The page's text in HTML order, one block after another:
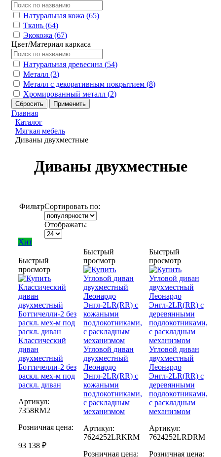
Натуральная кожа (65)
Ткань (64)
Экокожа (67)
Цвет/Материал каркаса
Натуральная древесина (54)
Металл (3)
Металл с декоративным покрытием (8)
Хромированный металл (2)
Главная
Каталог
Мягкая мебель
Диваны двухместные
Диваны двухместные
ФильтрСортировать по:
Отображать:
Хит
Быстрый
просмотр
Классический
диван
двухместный
Боттичелли-2 без
раскл. мех-м под
раскл. диван
Артикул:
7358RM2
Розничная цена:
93 138 ₽
Быстрый
просмотр
Угловой диван
двухместный
Леонардо
Энгл-2LR(RR) с
кожаными
подлокотниками,
с раскладным
механизмом
Артикул:
7624252LRKRM
Розничная цена:
Быстрый
просмотр
Угловой диван
двухместный
Леонардо
Энгл-2LR(RR) с
деревянными
подлокотниками,
с раскладным
механизмом
Артикул:
7624252LRDRM
Розничная цена: